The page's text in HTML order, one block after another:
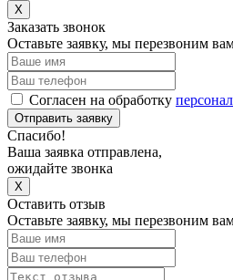
X
Заказать звонок
Оставьте заявку, мы перезвоним
Согласен на обработку
Отправить заявку
Спасибо!
Ваша заявка отправлена,
ожидайте звонка
X
Оставить отзыв
Оставьте заявку, мы перезвоним